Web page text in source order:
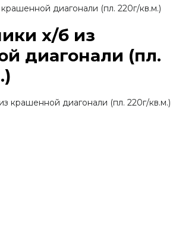
диагонали (пл. 220г/кв.м.)
х/б из
диагонали (пл.